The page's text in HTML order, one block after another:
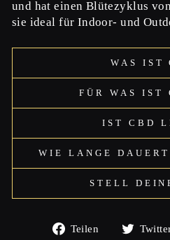
und hat einen Blütezyklus
sie ideal für Indoor- und
WAS IST
FÜR WAS IST
IST CBD
WIE LANGE
STELL
Teilen
Auf